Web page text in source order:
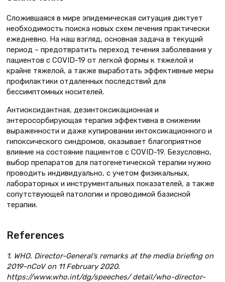
Сложившаяся в мире эпидемическая ситуация диктует
необходимость поиска новых схем лечения практически
ежедневно. На наш взгляд, основная задача в текущий
период – предотвратить переход течения заболевания у
пациентов с COVID-19 от легкой формы к тяжелой и
крайне тяжелой, а также выработать эффективные меры
профилактики отдаленных последствий для
бессимптомных носителей.
Антиоксидантная, дезинтоксикационная и
энтеросорбирующая терапия эффективна в снижении
выраженности и даже купировании интоксикационного и
гипоксического синдромов, оказывает благоприятное
влияние на состояние пациентов с COVID-19. Безусловно,
выбор препаратов для патогенетической терапии нужно
проводить индивидуально, с учетом физикальных,
лабораторных и инструментальных показателей, а также
сопутствующей патологии и проводимой базисной
терапии.
References
1. WHO. Director-General’s remarks at the media briefing on
2019-nCoV on 11 February 2020.
https://www.who.int/dg/speeches/ detail/who-director-